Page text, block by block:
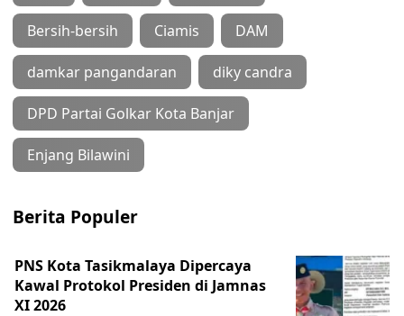
Bersih-bersih Ciamis DAM
damkar pangandaran diky candra
DPD Partai Golkar Kota Banjar
Enjang Bilawini
Berita Populer
PNS Kota Tasikmalaya Dipercaya
Kawal Protokol Presiden di Jamnas
XI 2026